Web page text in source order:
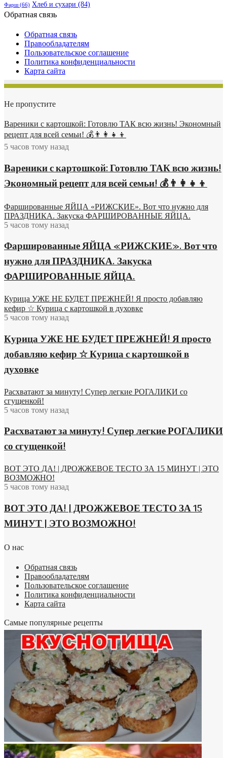
Фарш(66) Хлеб и сухари (84)
Обратная связь
Обратная связь
Правообладателям
Пользовательское соглашение
Политика конфиденциальности
Карта сайта
Не пропустите
Вареники с картошкой: Готовлю ТАК всю жизнь! Экономный
рецепт для всей семьи! 💰👨👩👧👦
5 часов тому назад
Вареники с картошкой: Готовлю ТАК всю жизнь!
Экономный рецепт для всей семьи! 💰👨👩👧👦
Фаршированные ЯЙЦА «РИЖСКИЕ». Вот что нужно для
ПРАЗДНИКА. Закуска ФАРШИРОВАННЫЕ ЯЙЦА.
5 часов тому назад
Фаршированные ЯЙЦА «РИЖСКИЕ». Вот что
нужно для ПРАЗДНИКА. Закуска
ФАРШИРОВАННЫЕ ЯЙЦА.
Курица УЖЕ НЕ БУДЕТ ПРЕЖНЕЙ! Я просто добавляю
кефир ☆ Курица с картошкой в духовке
5 часов тому назад
Курица УЖЕ НЕ БУДЕТ ПРЕЖНЕЙ! Я просто
добавляю кефир ☆ Курица с картошкой в
духовке
Расхватают за минуту! Супер легкие РОГАЛИКИ со
сгущенкой!
5 часов тому назад
Расхватают за минуту! Супер легкие РОГАЛИКИ
со сгущенкой!
ВОТ ЭТО ДА! | ДРОЖЖЕВОЕ ТЕСТО ЗА 15 МИНУТ | ЭТО
ВОЗМОЖНО!
5 часов тому назад
ВОТ ЭТО ДА! | ДРОЖЖЕВОЕ ТЕСТО ЗА 15
МИНУТ | ЭТО ВОЗМОЖНО!
О нас
Обратная связь
Правообладателям
Пользовательское соглашение
Политика конфиденциальности
Карта сайта
Самые популярные рецепты